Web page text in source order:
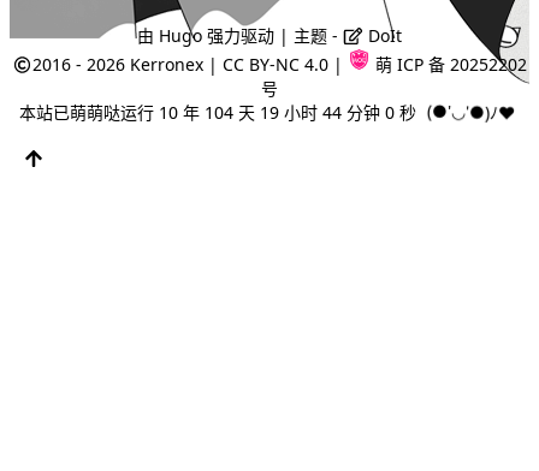
由 Hugo强力驱动 | 主题 -
DoIt
2016 - 2026 Kerronex |CC BY-NC 4.0 |
萌 ICP 备 20252202
号
本站已萌萌哒运行 10 年 104 天 19 小时 44 分钟 0 秒 (●'◡'●)ﾉ♥